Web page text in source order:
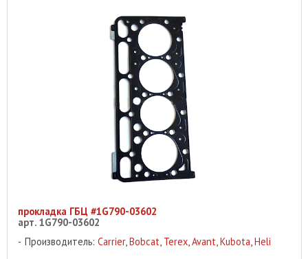
прокладка ГБЦ #1G790-03602
арт. 1G790-03602
Производитель: Carrier,Bobcat, Terex,Avant,Kubota,Heli